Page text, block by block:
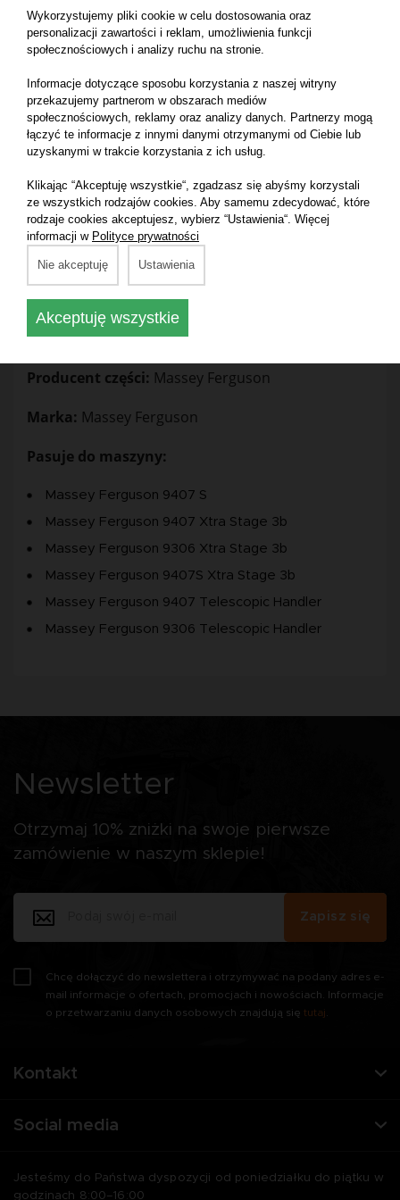
powlekaniu powierzchni metalowych farba w aerozolu
jest szybkoschnąca i ma dobrze zrównoważoną
dotykania małych obszarów lub napraw. Nadaje się
również do stosowania w maszynach budowlanych oraz
innych materiałach żelaznych i stalowych.
Odporność na warunki pogodowe / wodę
Gładka i trwała
Zalecany aerozol primera, jeśli wymagane jest
zalewanie
Dostępne w aerozolu 400 ml
Numer katalogowy części:
Producent części: Massey Ferguson
Marka: Massey Ferguson
Pasuje do maszyny:
Massey Ferguson 9407 S
Massey Ferguson 9407 Xtra Stage 3b
Massey Ferguson 9306 Xtra Stage 3b
Massey Ferguson 9407S Xtra Stage 3b
Massey Ferguson 9407 Telescopic Handler
Massey Ferguson 9306 Telescopic Handler
Kontakt
Social media
Jesteśmy do Państwa dyspozycji od poniedziałku do piątku w
godzinach 8:00–16:00
Newsletter
Otrzymaj 10% zniżki na swoje pierwsze
zamówienie w naszym sklepie!
Chcę dołączyć do newslettera i otrzymywać na podany adres e-
mail informacje o ofertach, promocjach i nowościach. Informacje
o przetwarzaniu danych osobowych znajdują się tutaj
Zapisz się
Wykorzystujemy pliki cookie w celu dostosowania oraz
personalizacji zawartości i reklam, umożliwienia funkcji
społecznościowych i analizy ruchu na stronie.
Informacje dotyczące sposobu korzystania z naszej witryny
przekazujemy partnerom w obszarach mediów
społecznościowych, reklamy oraz analizy danych. Partnerzy mogą
łączyć te informacje z innymi danymi otrzymanymi od Ciebie lub
uzyskanymi w trakcie korzystania z ich usług.
Klikając “Akceptuję wszystkie“, zgadzasz się abyśmy korzystali
ze wszystkich rodzajów cookies. Aby samemu zdecydować, które
rodzaje cookies akceptujesz, wybierz “Ustawienia“. Więcej
informacji w Polityce prywatności
Nie akceptuję Ustawienia
Akceptuję wszystkie